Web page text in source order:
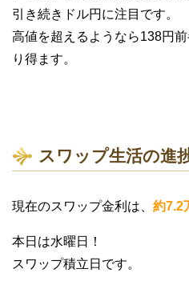
引き続きドル円に注目です。
高値を超えるようなら138円
り得ます。
スワップ生活の進
現在のスワップ金利は、 約7.2
本日は水曜日！
スワップ積立日です。